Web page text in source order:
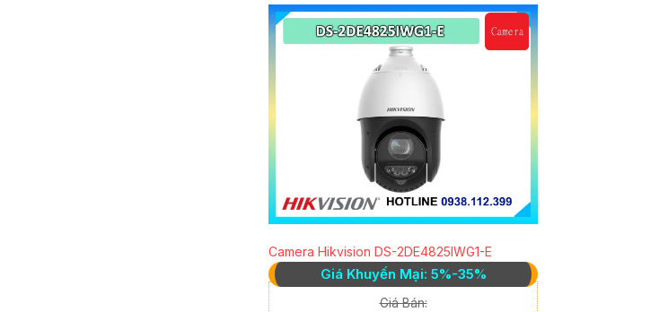
Camera Hikvision DS-2DE4825IWG1-E
Giá Khuyến Mại: 5%-35%
Giá Bán: